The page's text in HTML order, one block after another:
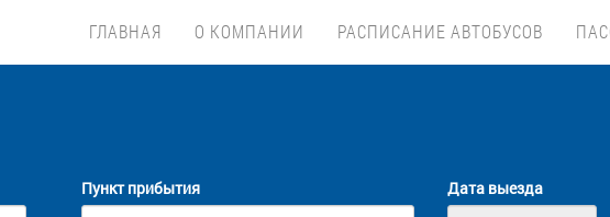
ГЛАВНАЯ О КОМПАНИИ РАСПИСАНИЕ АВТОБУСОВ
Пункт прибытия Дата выезда